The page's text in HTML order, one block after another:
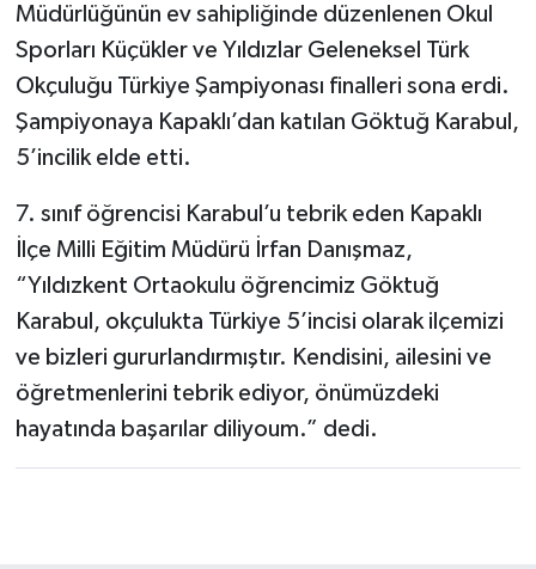
Müdürlüğünün ev sahipliğinde düzenlenen Okul
Sporları Küçükler ve Yıldızlar Geleneksel Türk
Okçuluğu Türkiye Şampiyonası finalleri sona erdi.
Şampiyonaya Kapaklı’dan katılan Göktuğ Karabul,
5’incilik elde etti.
7. sınıf öğrencisi Karabul’u tebrik eden Kapaklı
İlçe Milli Eğitim Müdürü İrfan Danışmaz,
“Yıldızkent Ortaokulu öğrencimiz Göktuğ
Karabul, okçulukta Türkiye 5’incisi olarak ilçemizi
ve bizleri gururlandırmıştır. Kendisini, ailesini ve
öğretmenlerini tebrik ediyor, önümüzdeki
hayatında başarılar diliyoum.” dedi.